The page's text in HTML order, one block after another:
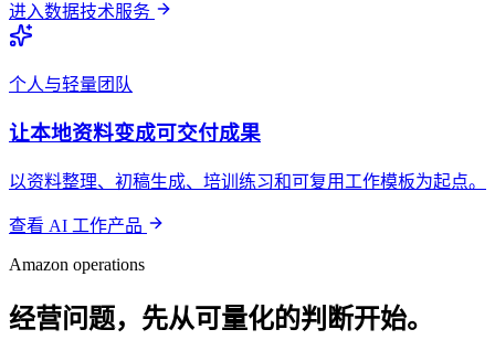
进入数据技术服务
个人与轻量团队
让本地资料变成可交付成果
以资料整理、初稿生成、培训练习和可复用工作模板为起点。
查看 AI 工作产品
Amazon operations
经营问题，先从可量化的判断开始。